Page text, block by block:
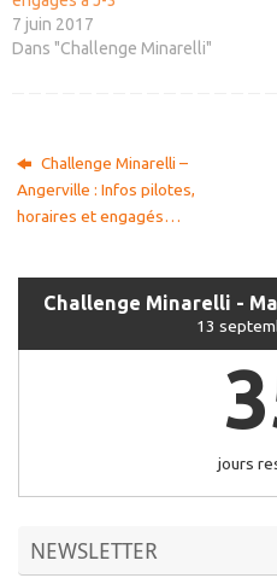
7 juin 2017
Dans "Challenge Minarelli"
Challenge Minarelli –
Angerville : Infos pilotes,
horaires et engagés…
Challenge Minarelli -
13
jours
NEWSLETTER